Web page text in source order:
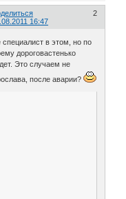
2
16:47
специалист в этом, но по
дороговастенько
Это случаем не
после аварии?